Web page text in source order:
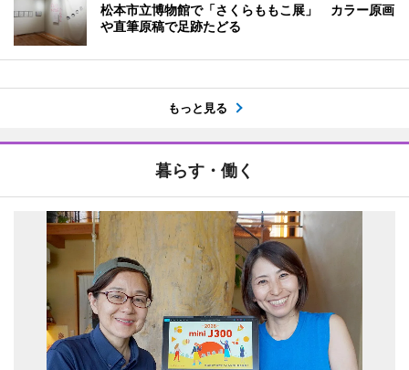
松本市立博物館で「さくらももこ展」 カラー原画
や直筆原稿で足跡たどる
もっと見る
暮らす・働く